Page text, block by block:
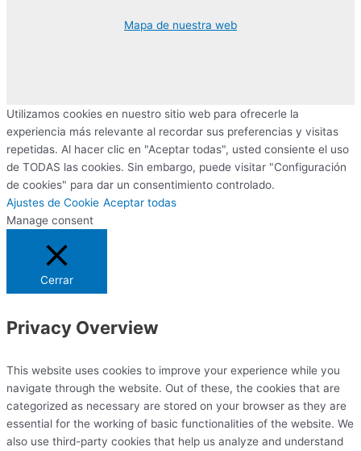
Mapa de nuestra web
Utilizamos cookies en nuestro sitio web para ofrecerle la
experiencia más relevante al recordar sus preferencias y visitas
repetidas. Al hacer clic en "Aceptar todas", usted consiente el uso
de TODAS las cookies. Sin embargo, puede visitar "Configuración
de cookies" para dar un consentimiento controlado.
Ajustes de Cookie Aceptar todas
Manage consent
Cerrar
Privacy Overview
This website uses cookies to improve your experience while you
navigate through the website. Out of these, the cookies that are
categorized as necessary are stored on your browser as they are
essential for the working of basic functionalities of the website. We
also use third-party cookies that help us analyze and understand